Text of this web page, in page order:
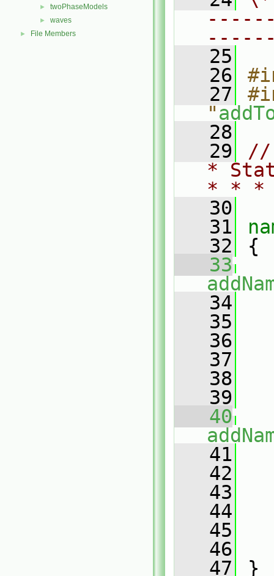
► twoPhaseModels
► waves
► File Members
   25
   26
   27
"
   28
   29
//
*
* *
   30
   31
   32
{
   33
   34
   35
   36
   37
   38
   39
   40
   41
   42
   43
   44
   45
   46
   47
}